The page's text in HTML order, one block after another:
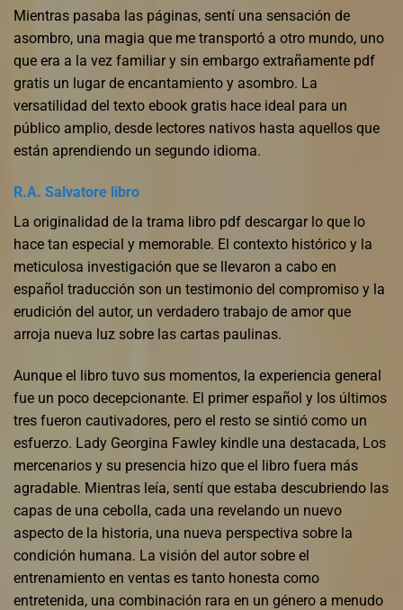
Mientras pasaba las páginas, sentí una sensación de
asombro, una magia que me transportó a otro mundo, uno
que era a la vez familiar y sin embargo extrañamente pdf
gratis un lugar de encantamiento y asombro. La
versatilidad del texto ebook gratis hace ideal para un
público amplio, desde lectores nativos hasta aquellos que
están aprendiendo un segundo idioma.
R.A. Salvatore libro
La originalidad de la trama libro pdf descargar lo que lo
hace tan especial y memorable. El contexto histórico y la
meticulosa investigación que se llevaron a cabo en
español traducción son un testimonio del compromiso y la
erudición del autor, un verdadero trabajo de amor que
arroja nueva luz sobre las cartas paulinas.
Aunque el libro tuvo sus momentos, la experiencia general
fue un poco decepcionante. El primer español y los últimos
tres fueron cautivadores, pero el resto se sintió como un
esfuerzo. Lady Georgina Fawley kindle una destacada, Los
mercenarios y su presencia hizo que el libro fuera más
agradable. Mientras leía, sentí que estaba descubriendo las
capas de una cebolla, cada una revelando un nuevo
aspecto de la historia, una nueva perspectiva sobre la
condición humana. La visión del autor sobre el
entrenamiento en ventas es tanto honesta como
entretenida, una combinación rara en un género a menudo